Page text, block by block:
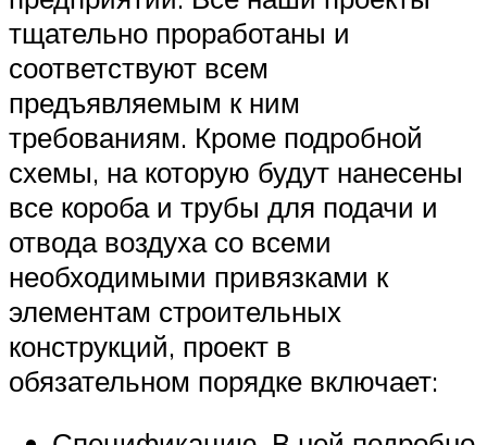
тщательно проработаны и
соответствуют всем
предъявляемым к ним
требованиям. Кроме подробной
схемы, на которую будут нанесены
все короба и трубы для подачи и
отвода воздуха со всеми
необходимыми привязками к
элементам строительных
конструкций, проект в
обязательном порядке включает: